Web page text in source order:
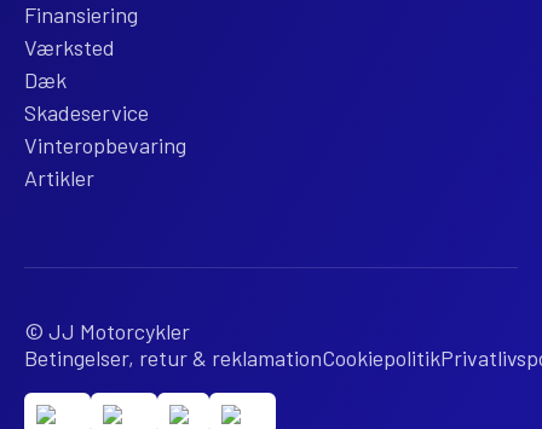
Finansiering
Værksted
Dæk
Skadeservice
Vinteropbevaring
Artikler
© JJ Motorcykler
Betingelser, retur & reklamationCookiepolitik